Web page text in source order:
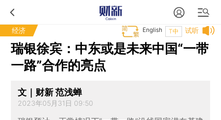
经济 试听
T中
English
瑞银徐宾：中东或是未来中国“一带
一路”合作的亮点
文｜财新 范浅蝉
2023年05月31日 09:50